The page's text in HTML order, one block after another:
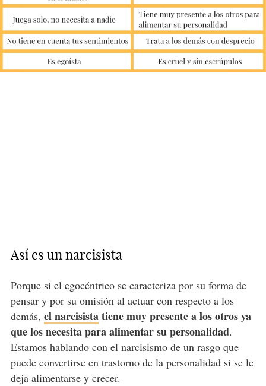
Así es un narcisista
Porque si el egocéntrico se caracteriza por su forma de
pensar y por su omisión al actuar con respecto a los
demás, el narcisistatiene muy presente a los otros ya
que los necesita para alimentar su personalidad.
Estamos hablando con el narcisismo de un rasgo que
puede convertirse en trastorno de la personalidad si se le
deja alimentarse y crecer.